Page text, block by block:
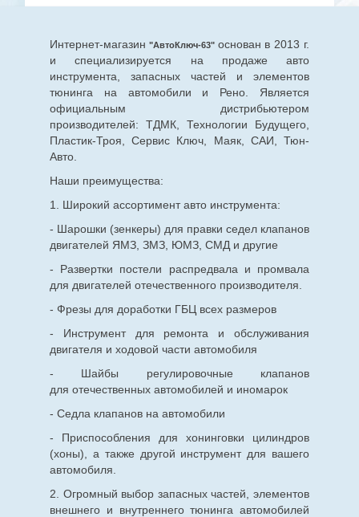
Интернет-магазин "АвтоКлюч-63" основан в 2013 г.
и специализируется на продаже авто
инструмента, запасных частей и элементов
тюнинга на автомобили и Рено. Является
официальным дистрибьютером
производителей: ТДМК, Технологии Будущего,
Пластик-Троя, Сервис Ключ, Маяк, САИ, Тюн-
Авто.
Наши преимущества:
1. Широкий ассортимент авто инструмента:
- Шарошки (зенкеры) для правки седел клапанов
двигателей ЯМЗ, ЗМЗ, ЮМЗ, СМД и другие
- Развертки постели распредвала и промвала
для двигателей отечественного производителя.
- Фрезы для доработки ГБЦ всех размеров
- Инструмент для ремонта и обслуживания
двигателя и ходовой части автомобиля
- Шайбы регулировочные клапанов
для отечественныхавтомобилей и иномарок
- Седла клапанов на автомобили
- Приспособления для хонинговки цилиндров
(хоны), а также другой инструмент для вашего
автомобиля.
2. Огромный выбор запасных частей, элементов
внешнего и внутреннего тюнинга автомобилей